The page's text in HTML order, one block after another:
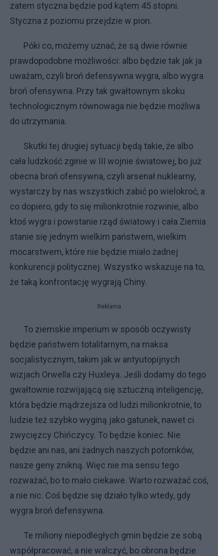
zatem styczna będzie pod kątem 45 stopni.
Styczna z poziomu przejdzie w pion.
Póki co, możemy uznać, że są dwie równie
prawdopodobne możliwości: albo będzie tak jak ja
uważam, czyli broń defensywna wygra, albo wygra
broń ofensywna. Przy tak gwałtownym skoku
technologicznym równowaga nie będzie możliwa
do utrzymania.
Skutki tej drugiej sytuacji będą takie, że albo
cała ludzkość zginie w III wojnie światowej, bo już
obecna broń ofensywna, czyli arsenał nuklearny,
wystarczy by nas wszystkich zabić po wielokroć, a
co dopiero, gdy to się milionkrotnie rozwinie, albo
ktoś wygra i powstanie rząd światowy i cała Ziemia
stanie się jednym wielkim państwem, wielkim
mocarstwem, które nie będzie miało żadnej
konkurencji politycznej. Wszystko wskazuje na to,
że taką konfrontację wygrają Chiny.
Reklama
To ziemskie imperium w sposób oczywisty
będzie państwem totalitarnym, na maksa
socjalistycznym, takim jak w antyutopijnych
wizjach Orwella czy Huxleya. Jeśli dodamy do tego
gwałtownie rozwijającą się sztuczną inteligencję,
która będzie mądrzejsza od ludzi milionkrotnie, to
ludzie też szybko wyginą jako gatunek, nawet ci
zwycięzcy Chińczycy. To będzie koniec. Nie
będzie ani nas, ani żadnych naszych potomków,
nasze geny znikną. Więc nie ma sensu tego
rozważać, bo to mało ciekawe. Warto rozważać coś,
a nie nic. Coś będzie się działo tylko wtedy, gdy
wygra broń defensywna.
Te miliony niepodległych gmin będzie ze sobą
współpracować, a nie walczyć, bo obrona będzie